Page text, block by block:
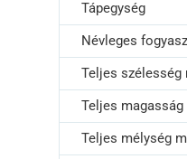
Tápegység
Névleges
Teljes szélesség
Teljes magasság
Teljes mélység